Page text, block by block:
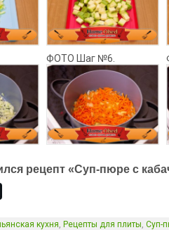
ФОТО Шаг №6.
рецепт «Суп-пюре с
кухня, Рецепты для плиты, Суп-